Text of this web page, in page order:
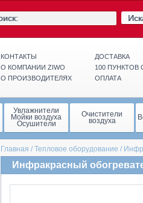
КОНТАКТЫ
О КОМПАНИИ ZIWO
О ПРОИЗВОДИТЕЛЯХ
ДОСТАВКА
100
ОПЛАТА
Увлажнители
Мойки воздуха
Осушители
Очистители
воздуха
Главная / Тепловое оборудование /
Инфракрасный